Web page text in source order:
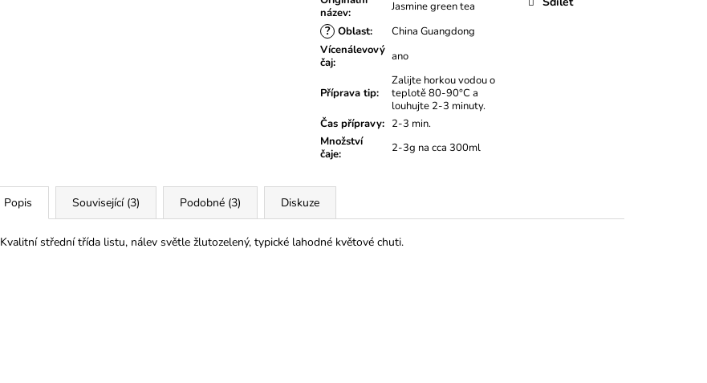
název: Jasmine green tea
? Oblast:
China Guangdong
Vícenálevový
čaj: ano
Příprava tip:
Zalijte horkou vodou o
teplotě 80-90°C a
louhujte 2-3 minuty.
Čas přípravy: 2-3 min.
Množství
čaje: 2-3g na cca 300ml
Popis Související (3) Podobné (3) Diskuze
Kvalitní střední třída listu, nálev světle žlutozelený, typické lahodné květové chuti.